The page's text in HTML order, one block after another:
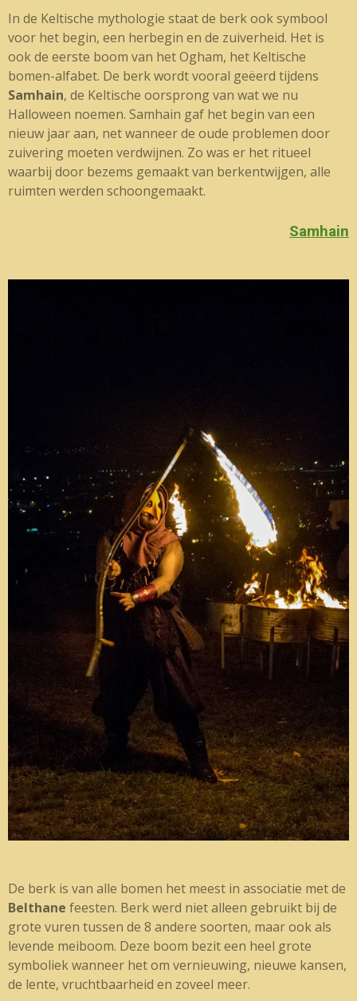
In de Keltische mythologie staat de berk ook symbool
voor het begin, een herbegin en de zuiverheid. Het is
ook de eerste boom van het Ogham, het Keltische
bomen-alfabet. De berk wordt vooral geëerd tijdens
Samhain, de Keltische oorsprong van wat we nu
Halloween noemen. Samhain gaf het begin van een
nieuw jaar aan, net wanneer de oude problemen door
zuivering moeten verdwijnen. Zo was er het ritueel
waarbij door bezems gemaakt van berkentwijgen, alle
ruimten werden schoongemaakt.
Samhain
De berk is van alle bomen het meest in associatie met de
Belthane feesten. Berk werd niet alleen gebruikt bij de
grote vuren tussen de 8 andere soorten, maar ook als
levende meiboom. Deze boom bezit een heel grote
symboliek wanneer het om vernieuwing, nieuwe kansen,
de lente, vruchtbaarheid en zoveel meer.